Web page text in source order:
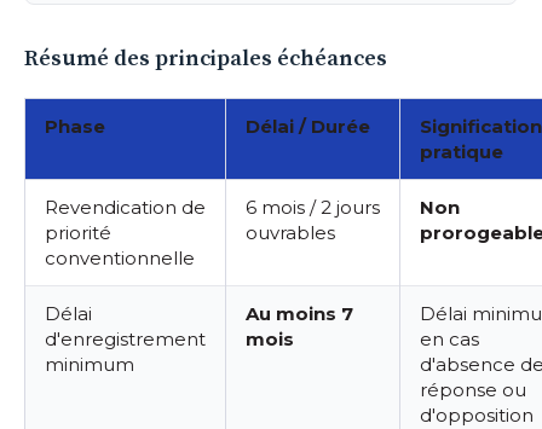
Résumé des principales échéances
Phase Délai / Durée
Signification
pratique
Revendication de
priorité
conventionnelle
6 mois / 2 jours
ouvrables
Non
Délai
d'enregistrement
minimum
Au moins 7
mois
Délai
en cas
d'absence
réponse ou
d'opposition